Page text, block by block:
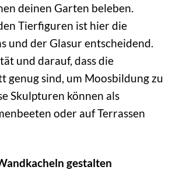
deinen Garten beleben.
Tierfiguren ist hier die
und der Glasur entscheidend.
und darauf, dass die
genug sind, um Moosbildung zu
Skulpturen können als
oder auf Terrassen
gestalten